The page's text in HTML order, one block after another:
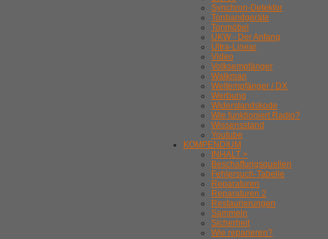
Synchron-Detektor
Tonbandgeräte
Tonmöbel
UKW - Der Anfang
Ultra-Linear
Video
Volksempfänger
Walkman
Weltempfänger / DX
Werbung
Widerstandskode
Wie funktioniert Radio?
Wissensstand
Youtube
KOMPENDIUM
INHALT >
Beschaffungsquellen
Fehlersuch-Tabelle
Reparaturen
Reparaturen 2
Restaurierungen
Sammeln
Sicherheit
Wie reparieren?